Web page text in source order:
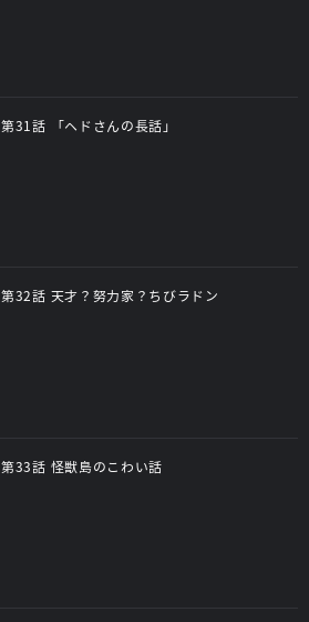
第31話 「ヘドさんの長話」
第32話 天才？努力家？ちびラドン
第33話 怪獣島のこわい話